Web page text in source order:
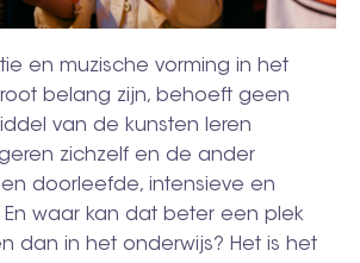
en muzische vorming in het
belang zijn, behoeft geen
van de kunsten leren
zichzelf en de ander
doorleefde, intensieve en
En waar kan dat beter een plek
dan in het onderwijs? Het is het